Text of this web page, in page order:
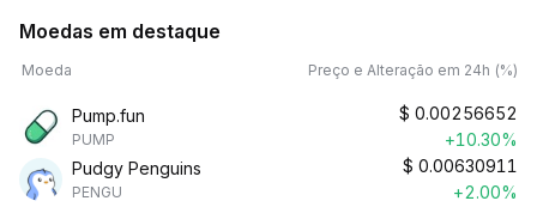
Moedas em destaque
Moeda Preço e Alteração em 24h (%)
Pump.fun
PUMP
$ 0.00256652
+10.30%
Pudgy Penguins
PENGU
$ 0.00630911
+2.00%